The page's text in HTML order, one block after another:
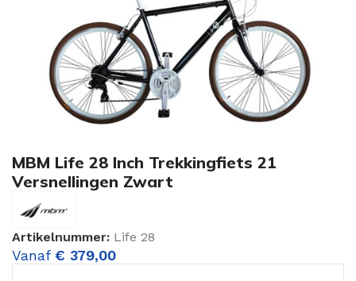
MBM Life 28 Inch Trekkingfiets 21
Versnellingen Zwart
Artikelnummer: Life 28
Vanaf € 379,00